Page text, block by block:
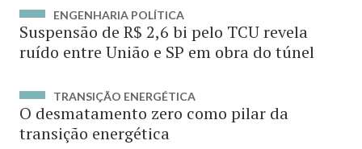
ENGENHARIA POLÍTICA
Suspensão de R$ 2,6 bi pelo TCU revela
ruído entre União e SP em obra do túnel
TRANSIÇÃO ENERGÉTICA
O desmatamento zero como pilar da
transição energética